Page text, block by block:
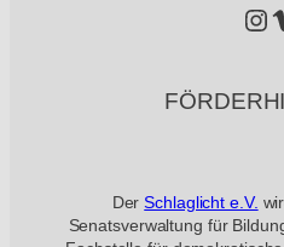
Instagram Vimeo
DerSchlaglicht e.V.
Senatsverwaltung für